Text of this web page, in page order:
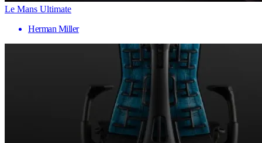
Le Mans Ultimate
Herman Miller